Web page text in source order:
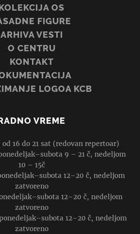
OS
FIGURE
ARHIVA VESTI
O CENTRU
KONTAKT
LOGOA KCB
VREME
16 do 21 sat (redovan repertoar)
9 – 21 č, nedeljom
10 – 15č
12–20 č, nedeljom
zatvoreno
12–20 č, nedeljom
zatvoreno
12–20 č, nedeljom
zatvoreno